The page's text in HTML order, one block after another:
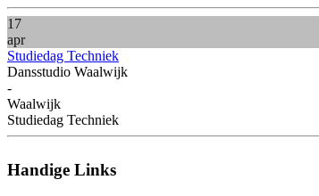
17
apr
Studiedag Techniek
Dansstudio Waalwijk
-
Waalwijk
Studiedag Techniek
Handige Links